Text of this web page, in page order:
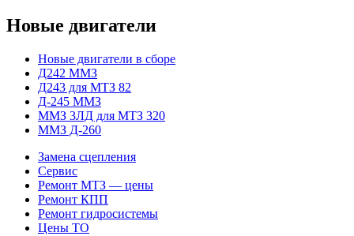
Новые двигатели
Новые двигатели в сборе
Д242 ММЗ
Д243 для МТЗ 82
Д-245 ММЗ
ММЗ 3ЛД для МТЗ 320
ММЗ Д-260
Замена сцепления
Сервис
Ремонт МТЗ — цены
Ремонт КПП
Ремонт гидросистемы
Цены ТО